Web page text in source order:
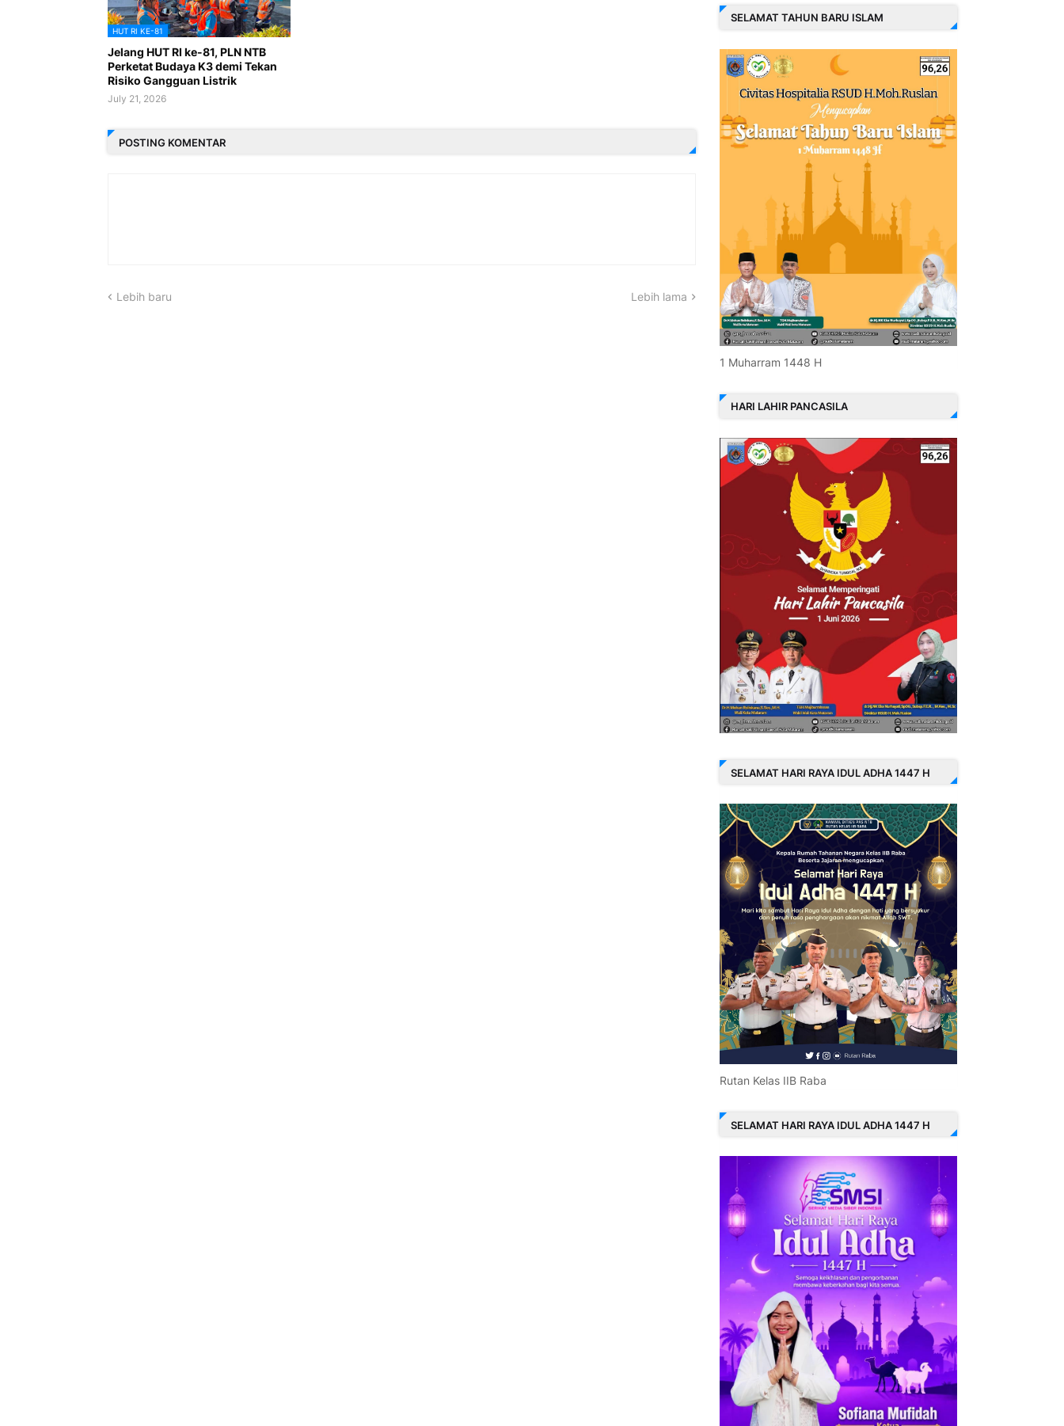
HUT RI KE-81
Jelang HUT RI ke-81, PLN NTB
Perketat Budaya K3 demi Tekan
Risiko Gangguan Listrik
July 21, 2026
POSTING KOMENTAR
Lebih baru Lebih lama
SELAMAT TAHUN BARU ISLAM
1 Muharram 1448 H
HARI LAHIR PANCASILA
SELAMAT HARI RAYA IDUL ADHA 1447 H
Rutan Kelas IIB Raba
SELAMAT HARI RAYA IDUL ADHA 1447 H